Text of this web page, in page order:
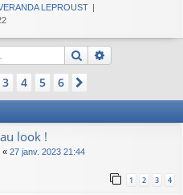
LEPROUST
Rechercher
3 4 5 6
look !
« 27 janv. 2023 21:44
1 2 3 4